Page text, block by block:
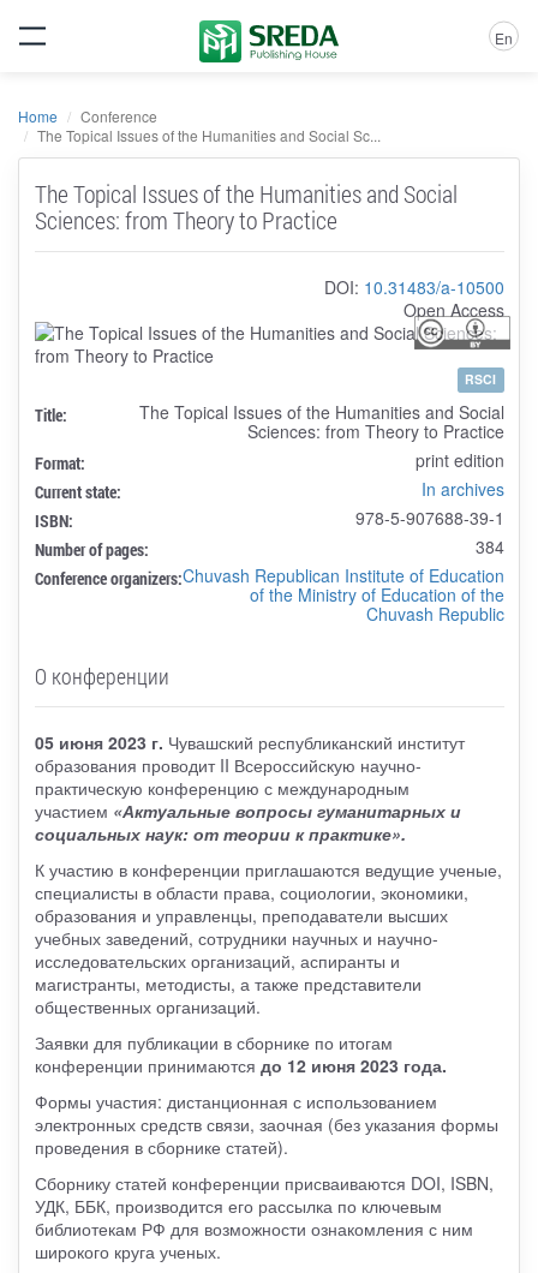
En
Home
Conference
The Topical Issues of the Humanities and Social Sc...
The Topical Issues of the Humanities and Social
Sciences: from Theory to Practice
DOI: 10.31483/a-10500
Open Access
RSCI
Title:
The Topical Issues of the Humanities and Social
Sciences: from Theory to Practice
Format: print edition
Current state: In archives
ISBN: 978-5-907688-39-1
Number of pages: 384
Conference organizers:Chuvash Republican Institute of Education
of the Ministry of Education of the
Chuvash Republic
О конференции
05 июня 2023 г. Чувашский республиканский институт
образования проводит II Всероссийскую научно-
практическую конференцию с международным
участием «Актуальные вопросы гуманитарных и
социальных наук: от теории к практике».
К участию в конференции приглашаются ведущие ученые,
специалисты в области права, социологии, экономики,
образования и управленцы, преподаватели высших
учебных заведений, сотрудники научных и научно-
исследовательских организаций, аспиранты и
магистранты, методисты, а также представители
общественных организаций.
Заявки для публикации в сборнике по итогам
конференции принимаются до 12 июня 2023 года.
Формы участия: дистанционная с использованием
электронных средств связи, заочная (без указания формы
проведения в сборнике статей).
Сборнику статей конференции присваиваются DOI, ISBN,
УДК, ББК, производится его рассылка по ключевым
библиотекам РФ для возможности ознакомления с ним
широкого круга ученых.